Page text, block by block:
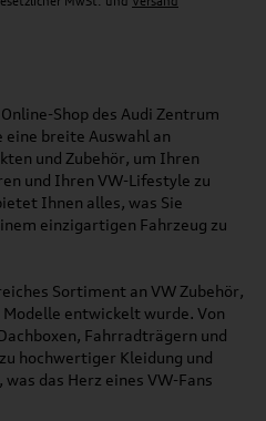
Shop des Audi Zentrum
breite Auswahl an
und Zubehör, um Ihren
und Ihren VW-Lifestyle zu
Ihnen alles, was Sie
einzigartigen Fahrzeug zu
Sortiment an VW Zubehör,
entwickelt wurde. Von
Fahrradträgern und
hochwertiger Kleidung und
das Herz eines VW-Fans